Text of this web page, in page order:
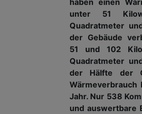
unter 51
Quadratmeter
der Gebäude
51 und 102
Quadratmeter
der Hälfte der
Jahr. Nur 538
und auswertbare